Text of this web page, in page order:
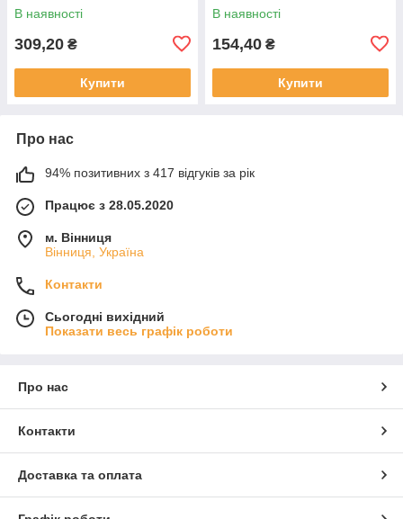
В наявності
309,20 ₴
Купити
В наявності
154,40 ₴
Купити
Про нас
94% позитивних з 417 відгуків за рік
Працює з 28.05.2020
м. Вінниця
Вінниця, Україна
Контакти
Сьогодні вихідний
Показати весь графік роботи
Про нас
Контакти
Доставка та оплата